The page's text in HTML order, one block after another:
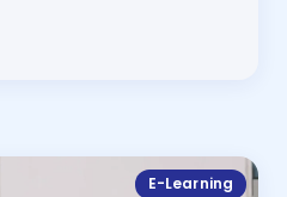
E-Learning